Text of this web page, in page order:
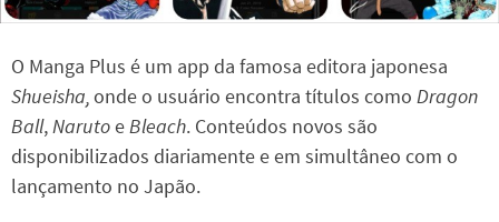
O Manga Plus é um app da famosa editora japonesa
Shueisha,onde o usuário encontra títulos como Dragon
Ball,NarutoeBleach. Conteúdos novos são
disponibilizados diariamente e em simultâneo com o
lançamento no Japão.